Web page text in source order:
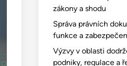
zákony a shodu
Správa právních
funkce a
Výzvy v oblasti
podniky, regulace a